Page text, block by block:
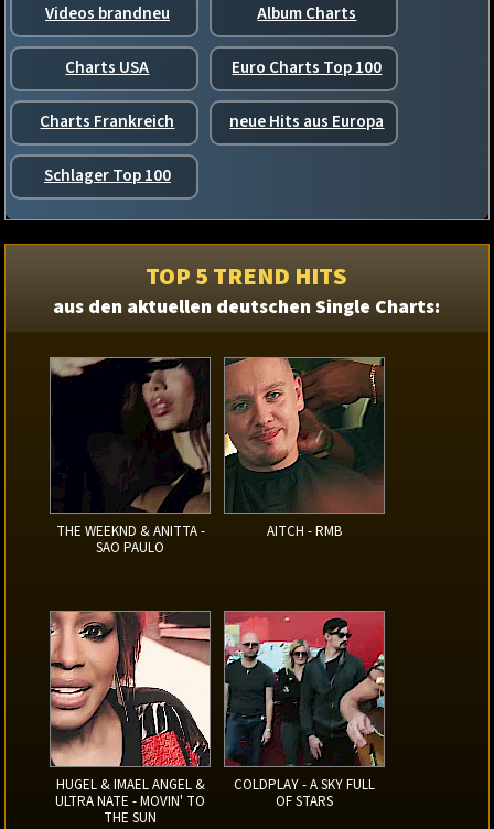
Videos brandneu Album Charts
Charts USA Euro Charts Top 100
Charts Frankreich neue Hits aus Europa
Schlager Top 100
TOP 5 TREND HITS
aus den aktuellen deutschen Single Charts:
THE WEEKND & ANITTA -
SAO PAULO
AITCH - RMB
HUGEL & IMAEL ANGEL &
ULTRA NATE - MOVIN' TO
THE SUN
COLDPLAY - A SKY FULL
OF STARS